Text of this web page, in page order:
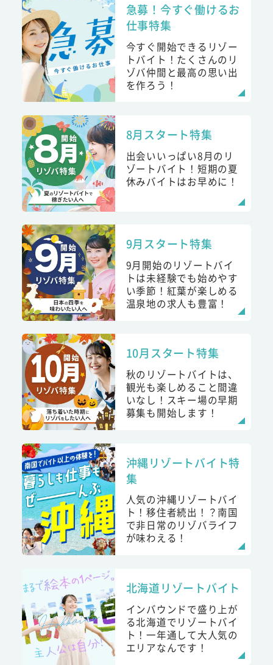
急募！今すぐ働けるお
仕事特集
今すぐ開始できるリゾー
トバイト！たくさんのリ
ゾバ仲間と最高の思い出
を作ろう！
8月スタート特集
出会いいっぱい8月のリ
ゾートバイト！短期の夏
休みバイトはお早めに！
9月スタート特集
9月開始のリゾートバイ
トは未経験でも始めやす
い季節！紅葉が楽しめる
温泉地の求人も豊富！
10月スタート特集
秋のリゾートバイトは、
観光も楽しめること間違
いなし！スキー場の早期
募集も開始します！
沖縄リゾートバイト特
集
人気の沖縄リゾートバイ
ト！移住者続出！？南国
で非日常のリゾバライフ
が味わえる！
北海道リゾートバイト
インバウンドで盛り上が
る北海道でリゾートバイ
ト！一年通して大人気の
エリアなんです！